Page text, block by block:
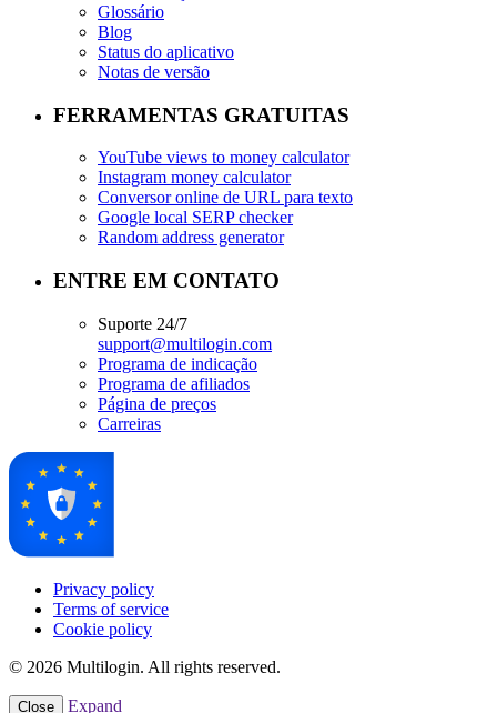
Glossário
Blog
Status do aplicativo
Notas de versão
FERRAMENTAS GRATUITAS
YouTube views to money calculator
Instagram money calculator
Conversor online de URL para texto
Google local SERP checker
Random address generator
ENTRE EM CONTATO
Suporte 24/7
support@multilogin.com
Programa de indicação
Programa de afiliados
Página de preços
Carreiras
Privacy policy
Terms of service
Cookie policy
© 2026 Multilogin. All rights reserved.
Close Expand